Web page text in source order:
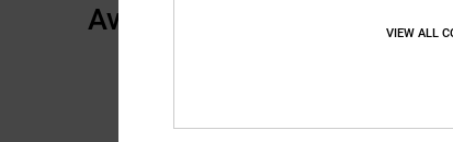
Avis clients VIEW ALL